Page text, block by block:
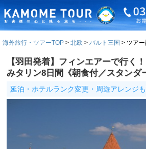
海外旅行・ツアーTOP 北欧 バルト三国 ツア
【羽田発着】フィンエアーで行く
みタリン8日間《朝食付／スタンダ
延泊・ホテルランク変更・周遊アレンジも